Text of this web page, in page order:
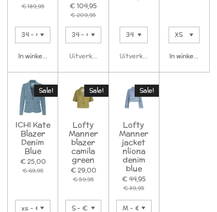
€ 189,95
In winkelwagen
€ 104,95
€ 209,95
Uitverkocht Uitverkocht In winkelwagen
Sale!
ICHI Kate
Blazer
Denim
Blue
€ 25,00
€ 69,95
Sale!
Lofty
Manner
blazer
camila
green
€ 29,00
€ 59,95
Sale!
Lofty
Manner
jacket
nliona
denim
blue
€ 44,95
€ 89,95